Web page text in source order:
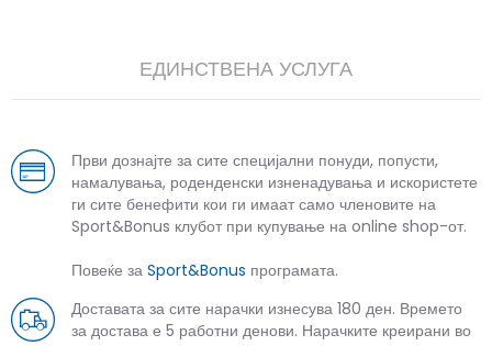
ЕДИНСТВЕНА УСЛУГА
Први дознајте за сите специјални понуди, попусти,
намалувања, роденденски изненадувања и искористете
ги сите бенефити кои ги имаат само членовите на
Sport&Bonus клубот при купување на online shop-от.
Повеќе за Sport&Bonus програмата.
Доставата за сите нарачки изнесува 180 ден. Времето
за достава е 5 работни денови. Нарачките креирани во